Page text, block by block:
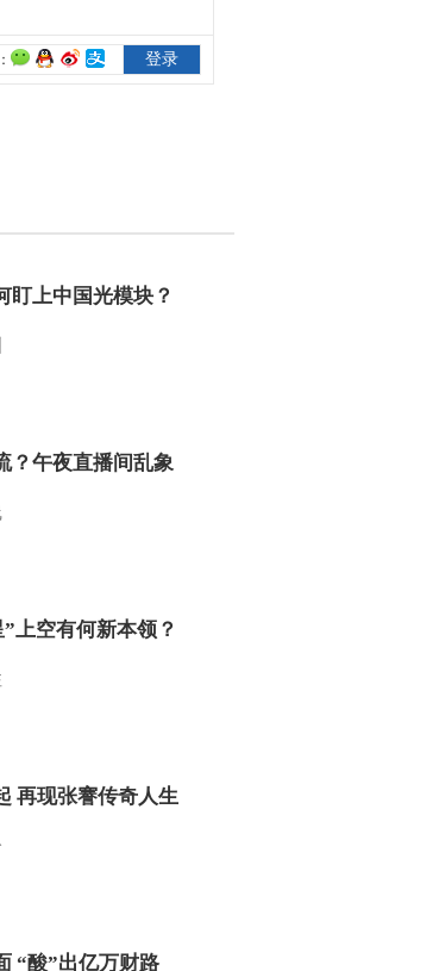
盯上中国光模块？
？午夜直播间乱象
上空有何新本领？
再现张謇传奇人生
“酸”出亿万财路